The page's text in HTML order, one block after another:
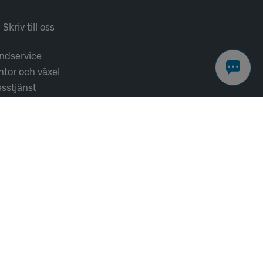
Skriv till oss
och växel